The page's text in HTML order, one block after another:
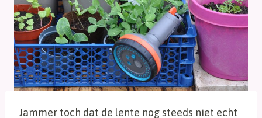
Jammer toch dat de lente nog steeds niet echt